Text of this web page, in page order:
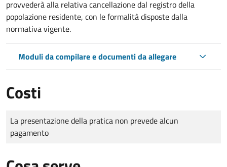
provvederà alla relativa cancellazione dal registro della
popolazione residente, con le formalità disposte dalla
normativa vigente.
Moduli da compilare e documenti da allegare
Costi
Tipo di pagamento
Importo
La presentazione della pratica non prevede alcun
pagamento